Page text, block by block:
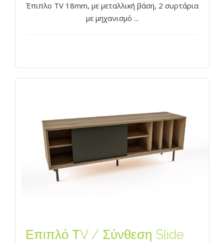
Έπιπλο TV 18mm, με μεταλλική βάση, 2 συρτάρια
με μηχανισμό ...
Επιπλό ΤV / Σύνθεση Slide